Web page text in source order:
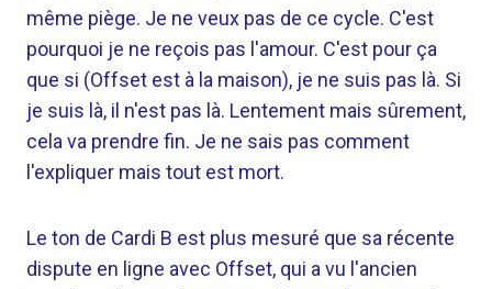
même piège. Je ne veux pas de ce cycle. C'est
pourquoi je ne reçois pas l'amour. C'est pour ça
que si (Offset est à la maison), je ne suis pas là. Si
je suis là, il n'est pas là. Lentement mais sûrement,
cela va prendre fin. Je ne sais pas comment
l'expliquer mais tout est mort.
Le ton de Cardi B est plus mesuré que sa récente
dispute en ligne avec Offset, qui a vu l'ancien